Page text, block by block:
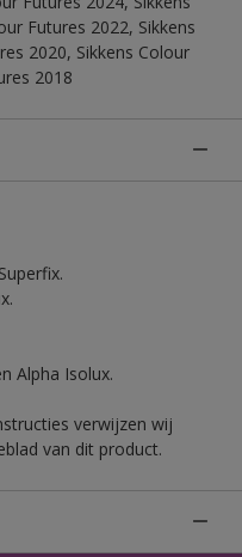
Futures 2022, Sikkens
2020, Sikkens Colour
2018
Alpha Isolux.
verwijzen wij
van dit product.